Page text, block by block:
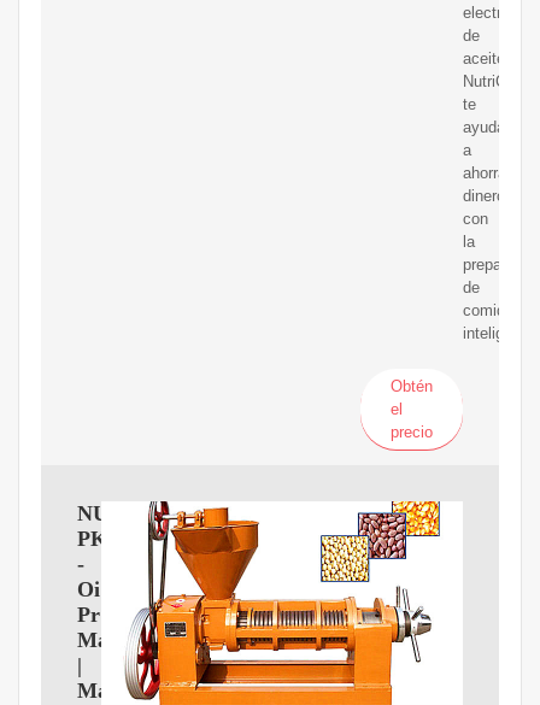
electrónica
de
aceite
NutriChef
te
ayudará
a
ahorrar
dinero
con
la
de
comida
inteligente.
Obtén
el
precio
NUTRICHEF
PKOPR15
-
Oil
Press
Manual
|
ManualsLib